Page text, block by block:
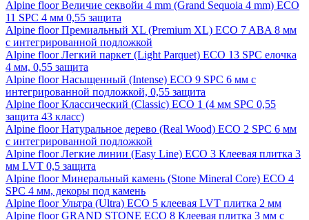
Alpine floor Величие секвойи 4 mm (Grand Sequoia 4 mm) ECO
11 SPC 4 мм 0,55 защита
Alpine floor Премиальный XL (Premium XL) ECO 7 ABA 8 мм
с интегрированной подложкой
Alpine floor Легкий паркет (Light Parquet) ECO 13 SPC елочка
4 мм, 0,55 защита
Alpine floor Насыщенный (Intense) ECO 9 SPC 6 мм с
интегрированной подложкой, 0,55 защита
Alpine floor Классический (Classic) ECO 1 (4 мм SPC 0,55
защита 43 класс)
Alpine floor Натуральное дерево (Real Wood) ECO 2 SPC 6 мм
с интегрированной подложкой
Alpine floor Легкие линии (Easy Line) ECO 3 Клеевая плитка 3
мм LVT 0,5 защита
Alpine floor Минеральный камень (Stone Mineral Core) ECO 4
SPC 4 мм, декоры под камень
Alpine floor Ультра (Ultra) ECO 5 клеевая LVT плитка 2 мм
Alpine floor GRAND STONE ECO 8 Клеевая плитка 3 мм с